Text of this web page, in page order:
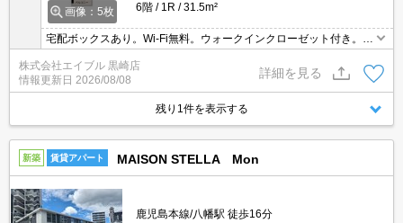
画像：5枚
6階
1R 31.5m²
宅配ボックスあり。Wi-Fi無料。ウォークインクローゼット付き。エ
月1,000円増。退去時、ルームクリーニング料金33,000円。
株式会社エイブル 黒崎店
情報更新日 2026/08/08
詳細を見る
残り1件を表示する
新築 賃貸アパート MAISON STELLA Mon
鹿児島本線/八幡駅 徒歩16分